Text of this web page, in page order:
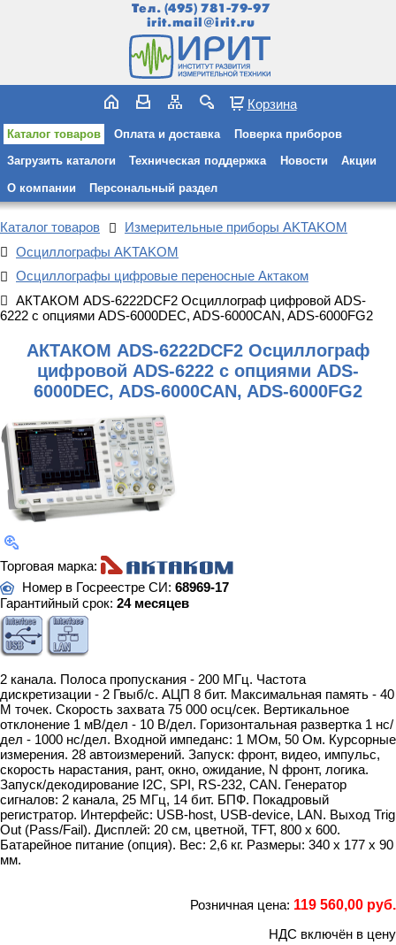
Тел. (495) 781-79-97
irit.mail@irit.ru
Корзина
Каталог товаров Оплата и доставка Поверка приборов
Загрузить каталоги Техническая поддержка Новости Акции
О компании Персональный раздел
Каталог товаров
Измерительные приборы AKTAKOM
Осциллографы AKTAKOM
Осциллографы цифровые переносные Актаком
АКТАКОМ ADS-6222DCF2 Осциллограф цифровой ADS-
6222 с опциями ADS-6000DEC, ADS-6000CAN, ADS-6000FG2
АКТАКОМ ADS-6222DCF2 Осциллограф
цифровой ADS-6222 с опциями ADS-
6000DEC, ADS-6000CAN, ADS-6000FG2
Торговая марка:
Номер в Госреестре СИ: 68969-17
Гарантийный срок: 24 месяцев
2 канала. Полоса пропускания - 200 МГц. Частота
дискретизации - 2 Гвыб/с. АЦП 8 бит. Максимальная память - 40
М точек. Скорость захвата 75 000 осц/сек. Вертикальное
отклонение 1 мВ/дел - 10 В/дел. Горизонтальная развертка 1 нс/
дел - 1000 нс/дел. Входной импеданс: 1 МОм, 50 Ом. Курсорные
измерения. 28 автоизмерений. Запуск: фронт, видео, импульс,
скорость нарастания, рант, окно, ожидание, N фронт, логика.
Запуск/декодирование I2C, SPI, RS-232, CAN. Генератор
сигналов: 2 канала, 25 МГц, 14 бит. БПФ. Покадровый
регистратор. Интерфейс: USB-host, USB-device, LAN. Выход Trig
Out (Pass/Fail). Дисплей: 20 см, цветной, TFT, 800 х 600.
Батарейное питание (опция). Вес: 2,6 кг. Размеры: 340 x 177 x 90
мм.
Розничная цена: 119 560,00 руб.
НДС включён в цену